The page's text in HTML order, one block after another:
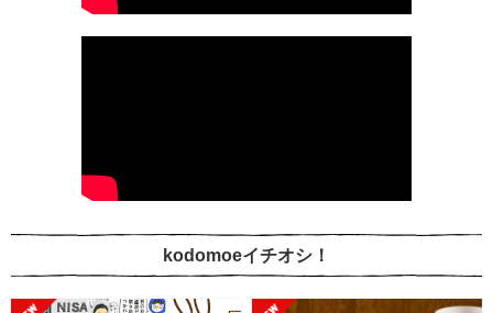
kodomoeイチオシ！